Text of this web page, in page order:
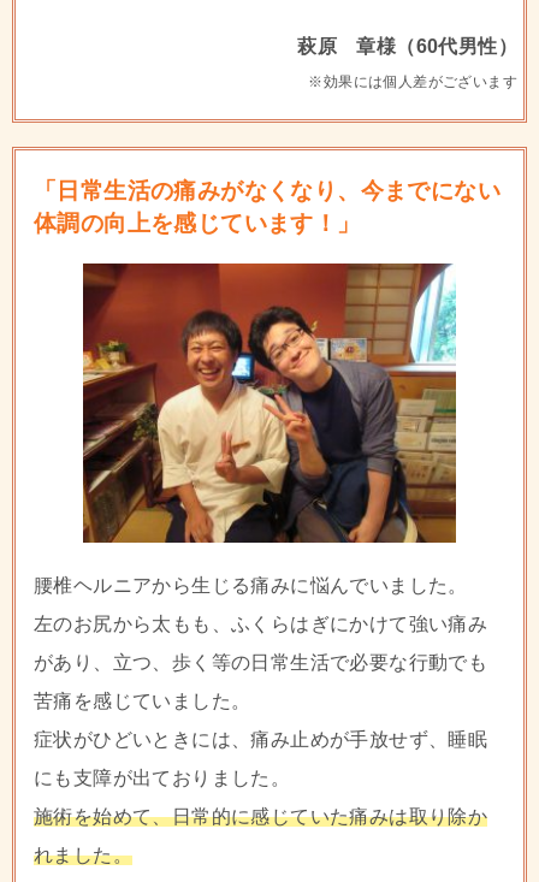
萩原 章様（60代男性）
※効果には個人差がございます
「日常生活の痛みがなくなり、今までにない
体調の向上を感じています！」
腰椎ヘルニアから生じる痛みに悩んでいました。
左のお尻から太もも、ふくらはぎにかけて強い痛み
があり、立つ、歩く等の日常生活で必要な行動でも
苦痛を感じていました。
症状がひどいときには、痛み止めが手放せず、睡眠
にも支障が出ておりました。
施術を始めて、日常的に感じていた痛みは取り除か
れました。